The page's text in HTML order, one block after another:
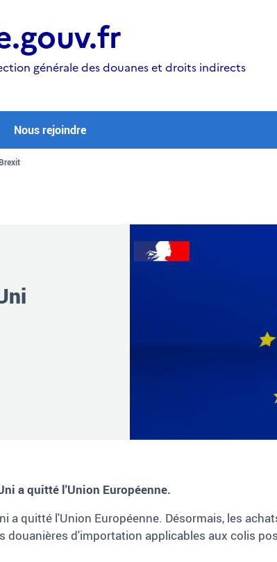
générale des douanes et droits indirects
Nous rejoindre
a quitté l'Union Européenne.
a quitté l'Union Européenne. Désormais, les
douanières d'importation applicables aux colis